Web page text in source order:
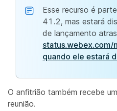
Esse recurso é
41.2, mas estará
de lançamento
status.webex.com/
quando ele estará
O anfitrião também recebe um
reunião.